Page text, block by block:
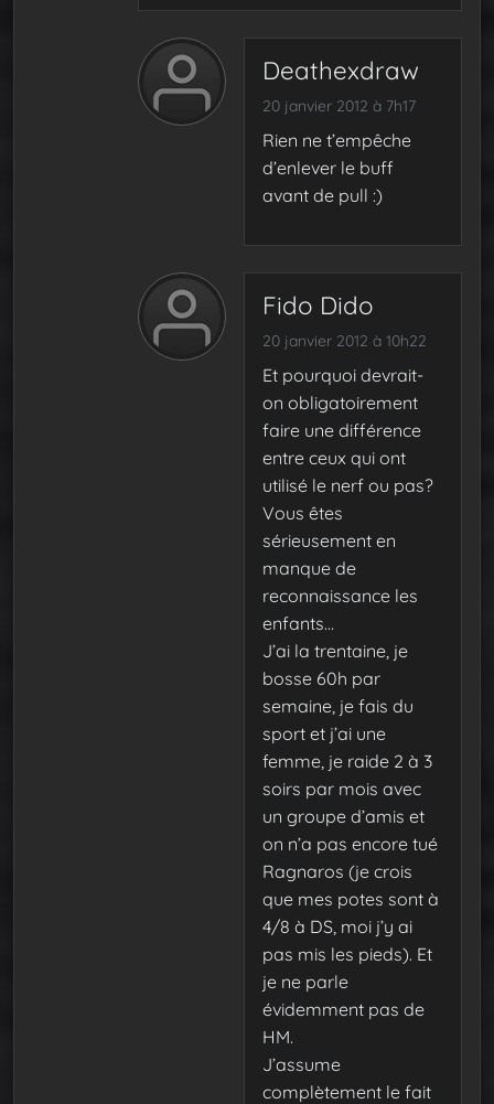
Deathexdraw
20 janvier 2012 à 7h17
Rien ne t’empêche
d’enlever le buff
avant de pull :)
Fido Dido
20 janvier 2012 à 10h22
Et pourquoi devrait-
on obligatoirement
faire une différence
entre ceux qui ont
utilisé le nerf ou pas?
Vous êtes
sérieusement en
manque de
reconnaissance les
enfants…
J’ai la trentaine, je
bosse 60h par
semaine, je fais du
sport et j’ai une
femme, je raide 2 à 3
soirs par mois avec
un groupe d’amis et
on n’a pas encore tué
Ragnaros (je crois
que mes potes sont à
4/8 à DS, moi j’y ai
pas mis les pieds). Et
je ne parle
évidemment pas de
HM.
J’assume
complètement le fait